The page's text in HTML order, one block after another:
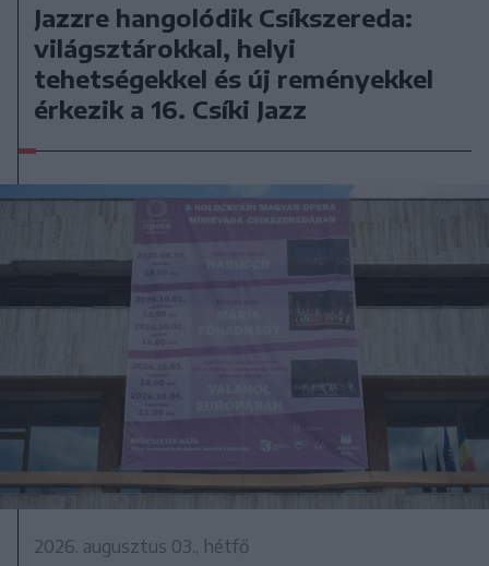
Jazzre hangolódik Csíkszereda:
világsztárokkal, helyi
tehetségekkel és új reményekkel
érkezik a 16. Csíki Jazz
2026. augusztus 03., hétfő